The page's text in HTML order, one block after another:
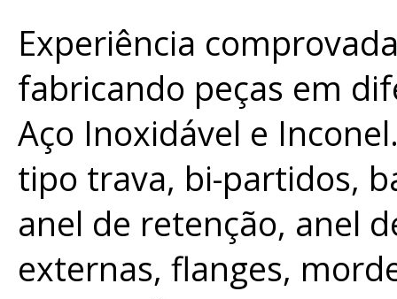
Experiência
fabricando peças em
Aço Inoxidável e
tipo trava, bi-partidos,
anel de retenção, anel
externas, flanges,